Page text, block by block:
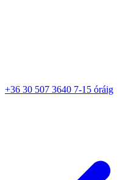
+36 30 507 3640 7-15 óráig